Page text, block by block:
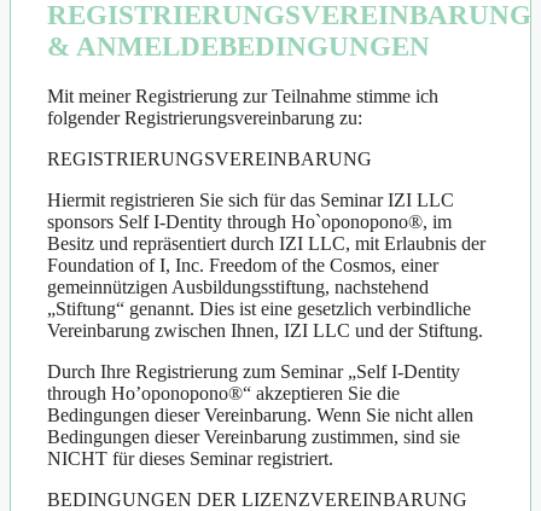
REGISTRIERUNGSVEREINBARUNG
& ANMELDEBEDINGUNGEN
Mit meiner Registrierung zur Teilnahme stimme ich
folgender Registrierungsvereinbarung zu:
REGISTRIERUNGSVEREINBARUNG
Hiermit registrieren Sie sich für das Seminar IZI LLC
sponsors Self I-Dentity through Ho`oponopono®, im
Besitz und repräsentiert durch IZI LLC, mit Erlaubnis der
Foundation of I, Inc. Freedom of the Cosmos, einer
gemeinnützigen Ausbildungsstiftung, nachstehend
„Stiftung“ genannt. Dies ist eine gesetzlich verbindliche
Vereinbarung zwischen Ihnen, IZI LLC und der Stiftung.
Durch Ihre Registrierung zum Seminar „Self I-Dentity
through Ho’oponopono®“ akzeptieren Sie die
Bedingungen dieser Vereinbarung. Wenn Sie nicht allen
Bedingungen dieser Vereinbarung zustimmen, sind sie
NICHT für dieses Seminar registriert.
BEDINGUNGEN DER LIZENZVEREINBARUNG